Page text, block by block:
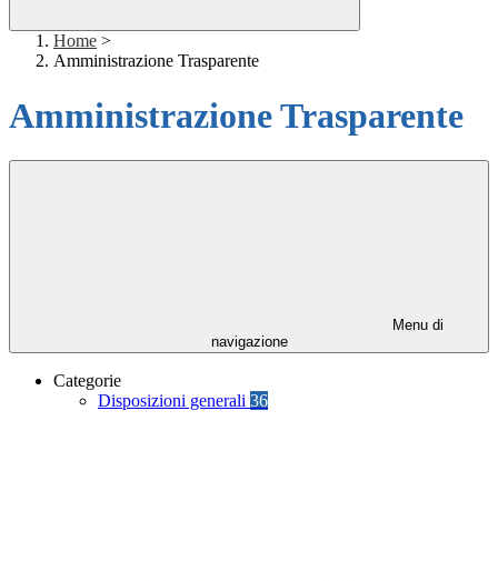
Home >
Amministrazione Trasparente
Amministrazione Trasparente
Menu di
navigazione
Categorie
Disposizioni generali 36